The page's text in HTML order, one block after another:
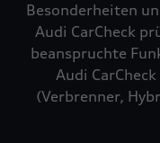
Besonderheiten
Audi CarCheck
beanspruchte
Audi
(Verbrenner,